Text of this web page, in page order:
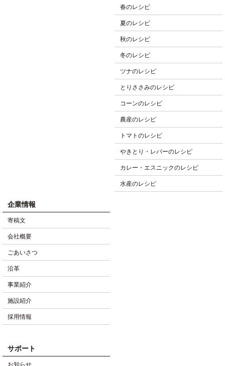
春のレシピ
夏のレシピ
秋のレシピ
冬のレシピ
ツナのレシピ
とりささみのレシピ
コーンのレシピ
農産のレシピ
トマトのレシピ
やきとり・レバーのレシピ
カレー・エスニックのレシピ
水産のレシピ
企業情報
寄稿文
会社概要
ごあいさつ
沿革
事業紹介
施設紹介
採用情報
サポート